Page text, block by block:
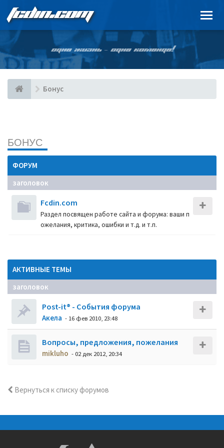
FCDIN.COM
ОДНА ЖИЗНЬ – ОДНА КОМАНДА!
Бонус
БОНУС
ФОРУМ
заголовок
Fcdin.com
Раздел посвящен работе сайта и форума: ваши п
ожелания, критика, ошибки и т.д. и т.п.
АКТИВНЫЕ ТЕМЫ
заголовок
Post-it® - События форума
Акела - 16 фев 2010, 23:48
Вопросы, предложения, пожелания
mikluho - 02 дек 2012, 20:34
Вернуться к списку форумов